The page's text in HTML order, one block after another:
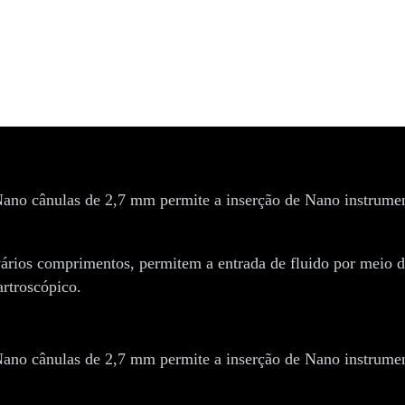
artroscopia
cânulas de 2,7 mm permite a inserção de Nano
comprimentos, permitem a entrada de fluido por meio
cânulas de 2,7 mm permite a inserção de Nano